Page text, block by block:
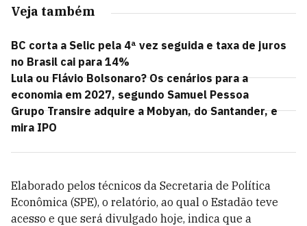
Veja também
BC corta a Selic pela 4ª vez seguida e taxa de juros
no Brasil cai para 14%
Lula ou Flávio Bolsonaro? Os cenários para a
economia em 2027, segundo Samuel Pessoa
Grupo Transire adquire a Mobyan, do Santander, e
mira IPO
Elaborado pelos técnicos da Secretaria de Política
Econômica (SPE), o relatório, ao qual o Estadão teve
acesso e que será divulgado hoje, indica que a